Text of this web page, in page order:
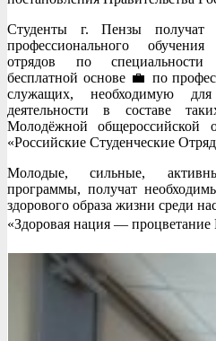
Студенты г. Пензы получат
профессионального
отрядов по специальности
бесплатной основе 💼 по
служащих, необходимую для
деятельности в составе
Молодёжной общероссийской
«Российские Студенческие
Молодые, сильные,
программы, получат
здорового образа жизни среди
«Здоровая нация —